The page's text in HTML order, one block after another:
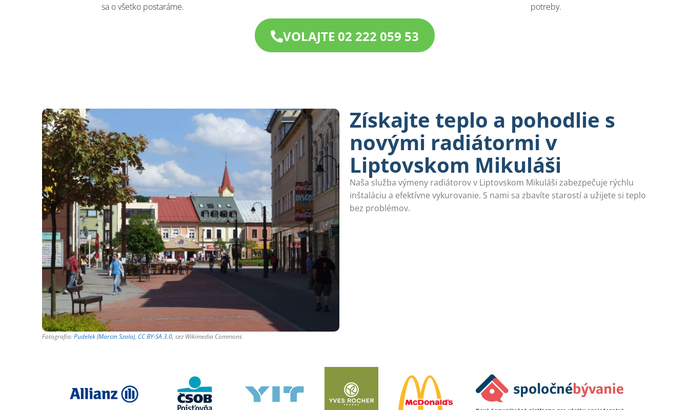
sa o všetko postaráme.
potreby.
VOLAJTE 02 222 059 53
Fotografia:Pudelek (Marcin Szala), CC BY-SA 3.0, cez Wikimedia Commons
Získajte teplo a pohodlie s
novými radiátormi v
Liptovskom Mikuláši
Naša služba výmeny radiátorov v Liptovskom Mikuláši zabezpečuje rýchlu
inštaláciu a efektívne vykurovanie. S nami sa zbavíte starostí a užijete si teplo
bez problémov.